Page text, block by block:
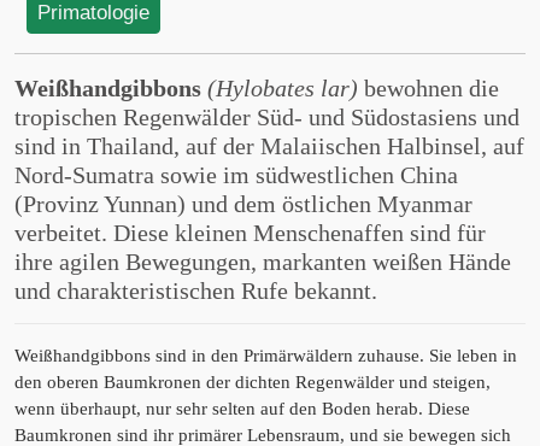
Primatologie
Weißhandgibbons (Hylobates lar) bewohnen die
tropischen Regenwälder Süd- und Südostasiens und
sind in Thailand, auf der Malaiischen Halbinsel, auf
Nord-Sumatra sowie im südwestlichen China
(Provinz Yunnan) und dem östlichen Myanmar
verbeitet. Diese kleinen Menschenaffen sind für
ihre agilen Bewegungen, markanten weißen Hände
und charakteristischen Rufe bekannt.
Weißhandgibbons sind in den Primärwäldern zuhause. Sie leben in
den oberen Baumkronen der dichten Regenwälder und steigen,
wenn überhaupt, nur sehr selten auf den Boden herab. Diese
Baumkronen sind ihr primärer Lebensraum, und sie bewegen sich